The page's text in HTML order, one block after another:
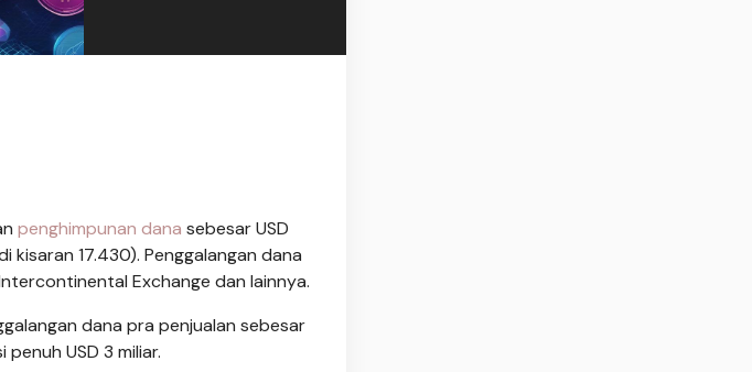
penghimpunan dana sebesar USD
17.430). Penggalangan dana
Exchange dan lainnya.
dana pra penjualan sebesar
USD 3 miliar.